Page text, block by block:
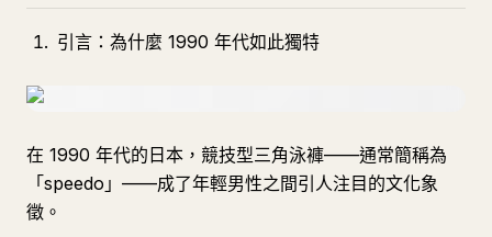
引言：為什麼 1990 年代如此獨特
在 1990 年代的日本，競技型三角泳褲——通常簡稱為
「speedo」——成了年輕男性之間引人注目的文化象
徵。